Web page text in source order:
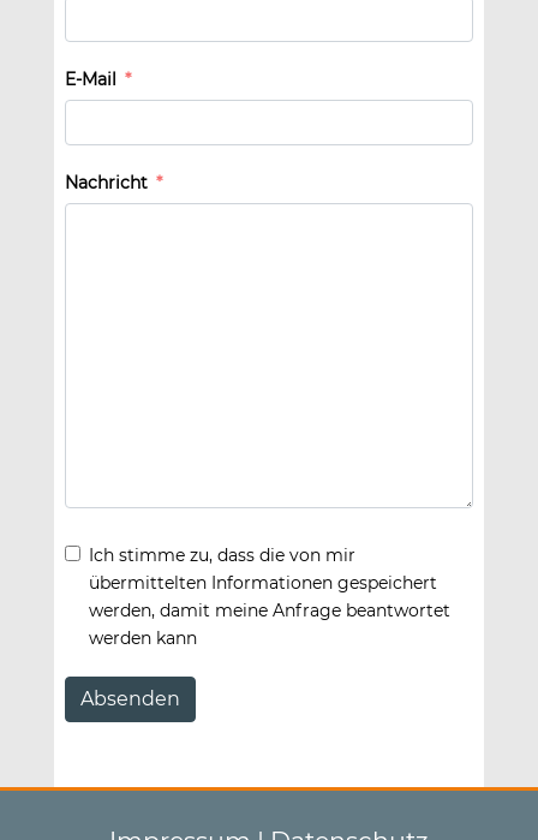
E-Mail
Nachricht
Ich stimme zu, dass die von mir
übermittelten Informationen gespeichert
werden, damit meine Anfrage beantwortet
werden kann
Absenden